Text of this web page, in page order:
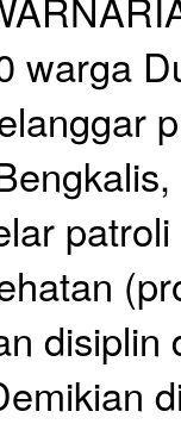
warga
disiplin